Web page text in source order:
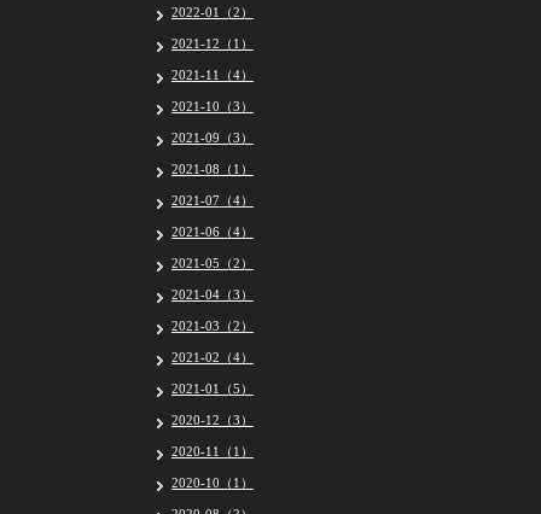
2022-01（2）
2021-12（1）
2021-11（4）
2021-10（3）
2021-09（3）
2021-08（1）
2021-07（4）
2021-06（4）
2021-05（2）
2021-04（3）
2021-03（2）
2021-02（4）
2021-01（5）
2020-12（3）
2020-11（1）
2020-10（1）